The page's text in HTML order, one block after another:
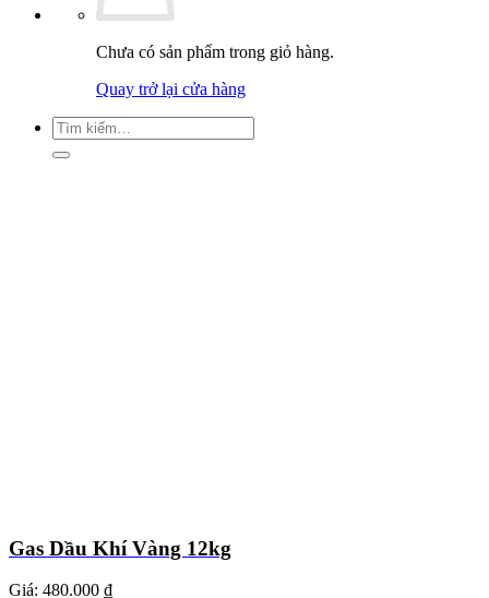
Chưa có sản phẩm trong giỏ hàng.
Quay trở lại cửa hàng
Tìm
kiếm:
Gas Dầu Khí Vàng 12kg
Giá: 480.000 ₫